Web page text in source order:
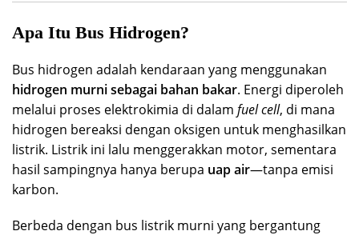
Apa Itu Bus Hidrogen?
Bus hidrogen adalah kendaraan yang menggunakan
hidrogen murni sebagai bahan bakar. Energi diperoleh
melalui proses elektrokimia di dalam fuel cell, di mana
hidrogen bereaksi dengan oksigen untuk menghasilkan
listrik. Listrik ini lalu menggerakkan motor, sementara
hasil sampingnya hanya berupa uap air—tanpa emisi
karbon.
Berbeda dengan bus listrik murni yang bergantung